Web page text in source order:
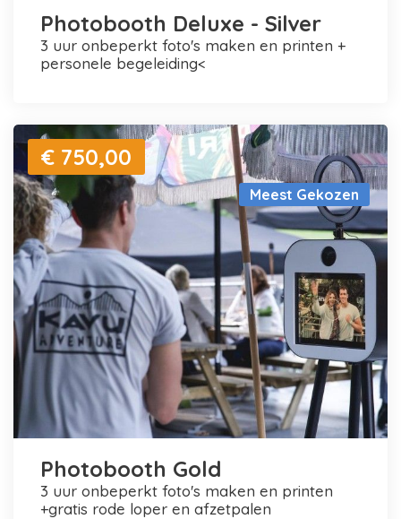
Photobooth Deluxe - Silver
3 uur onbeperkt foto's maken en printen +
personele begeleiding<
Meest Gekozen
€ 750,00
Photobooth Gold
3 uur onbeperkt foto's maken en printen
+gratis rode loper en afzetpalen